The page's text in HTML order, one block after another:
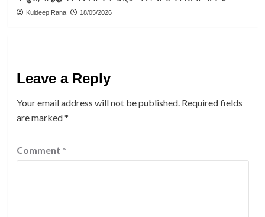
Kuldeep Rana 18/05/2026
Leave a Reply
Your email address will not be published. Required fields
are marked*
Comment *